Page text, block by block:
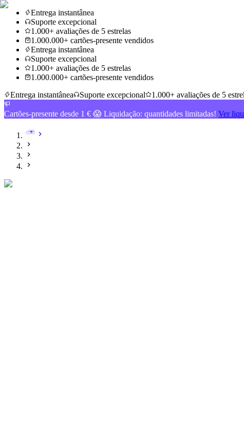
Entrega instantânea
Suporte excepcional
1.000+ avaliações de 5 estrelas
1.000.000+ cartões-presente vendidos
Entrega instantânea
Suporte excepcional
1.000+ avaliações de 5 estrelas
1.000.000+ cartões-presente vendidos
Entrega instantânea
Suporte excepcional 1.000+ avaliações de 5
Cartões-presente desde 1 € 😱 Liquidação: quantidades limitadas! Ver